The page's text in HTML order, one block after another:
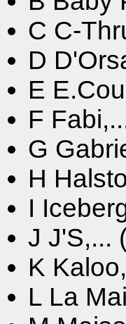
C C-
D
E
F
G
H
I
J J'S,...
K
L La